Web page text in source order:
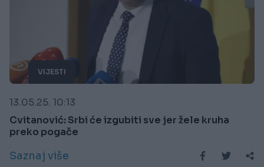
VIJESTI
13.05.25. 10:13
Cvitanović: Srbi će izgubiti sve jer žele kruha
preko pogače
Saznaj više